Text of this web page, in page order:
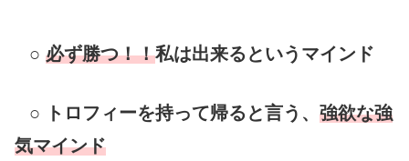
○ 必ず勝つ！！私は出来るというマインド
○ トロフィーを持って帰ると言う、 強欲な強
気マインド